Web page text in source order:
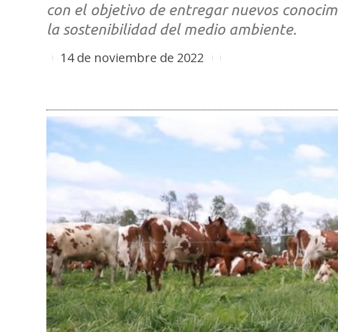
con el objetivo de entregar nuevos
la sostenibilidad del medio ambiente.
14 de noviembre de 2022